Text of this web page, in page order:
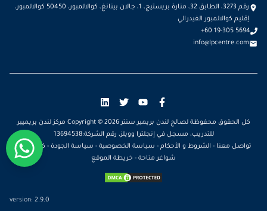
رقم 3273، الطابق 32، منارة بريستيج، 1، جالان بينانغ، كوالالمبور، 50450 كوالالمبور،
إقليم كوالالمبور الفيدرالي
+60 19-305 5694
info@lpcentre.com
كل الحقوق محفوظة لصالح لندن بريمير سنتر Copyright ©2026
مركز لندن بريميير
للتدريب، مسجل في إنجلترا وويلز، رقم الشركة:13694538
تواصل معنا - الشروط و الأحكام - سياسة الخصوصية - سياسة الجودة - كن مدرباً -
شواغر متاحة - خريطة الموقع
version: 2.9.0